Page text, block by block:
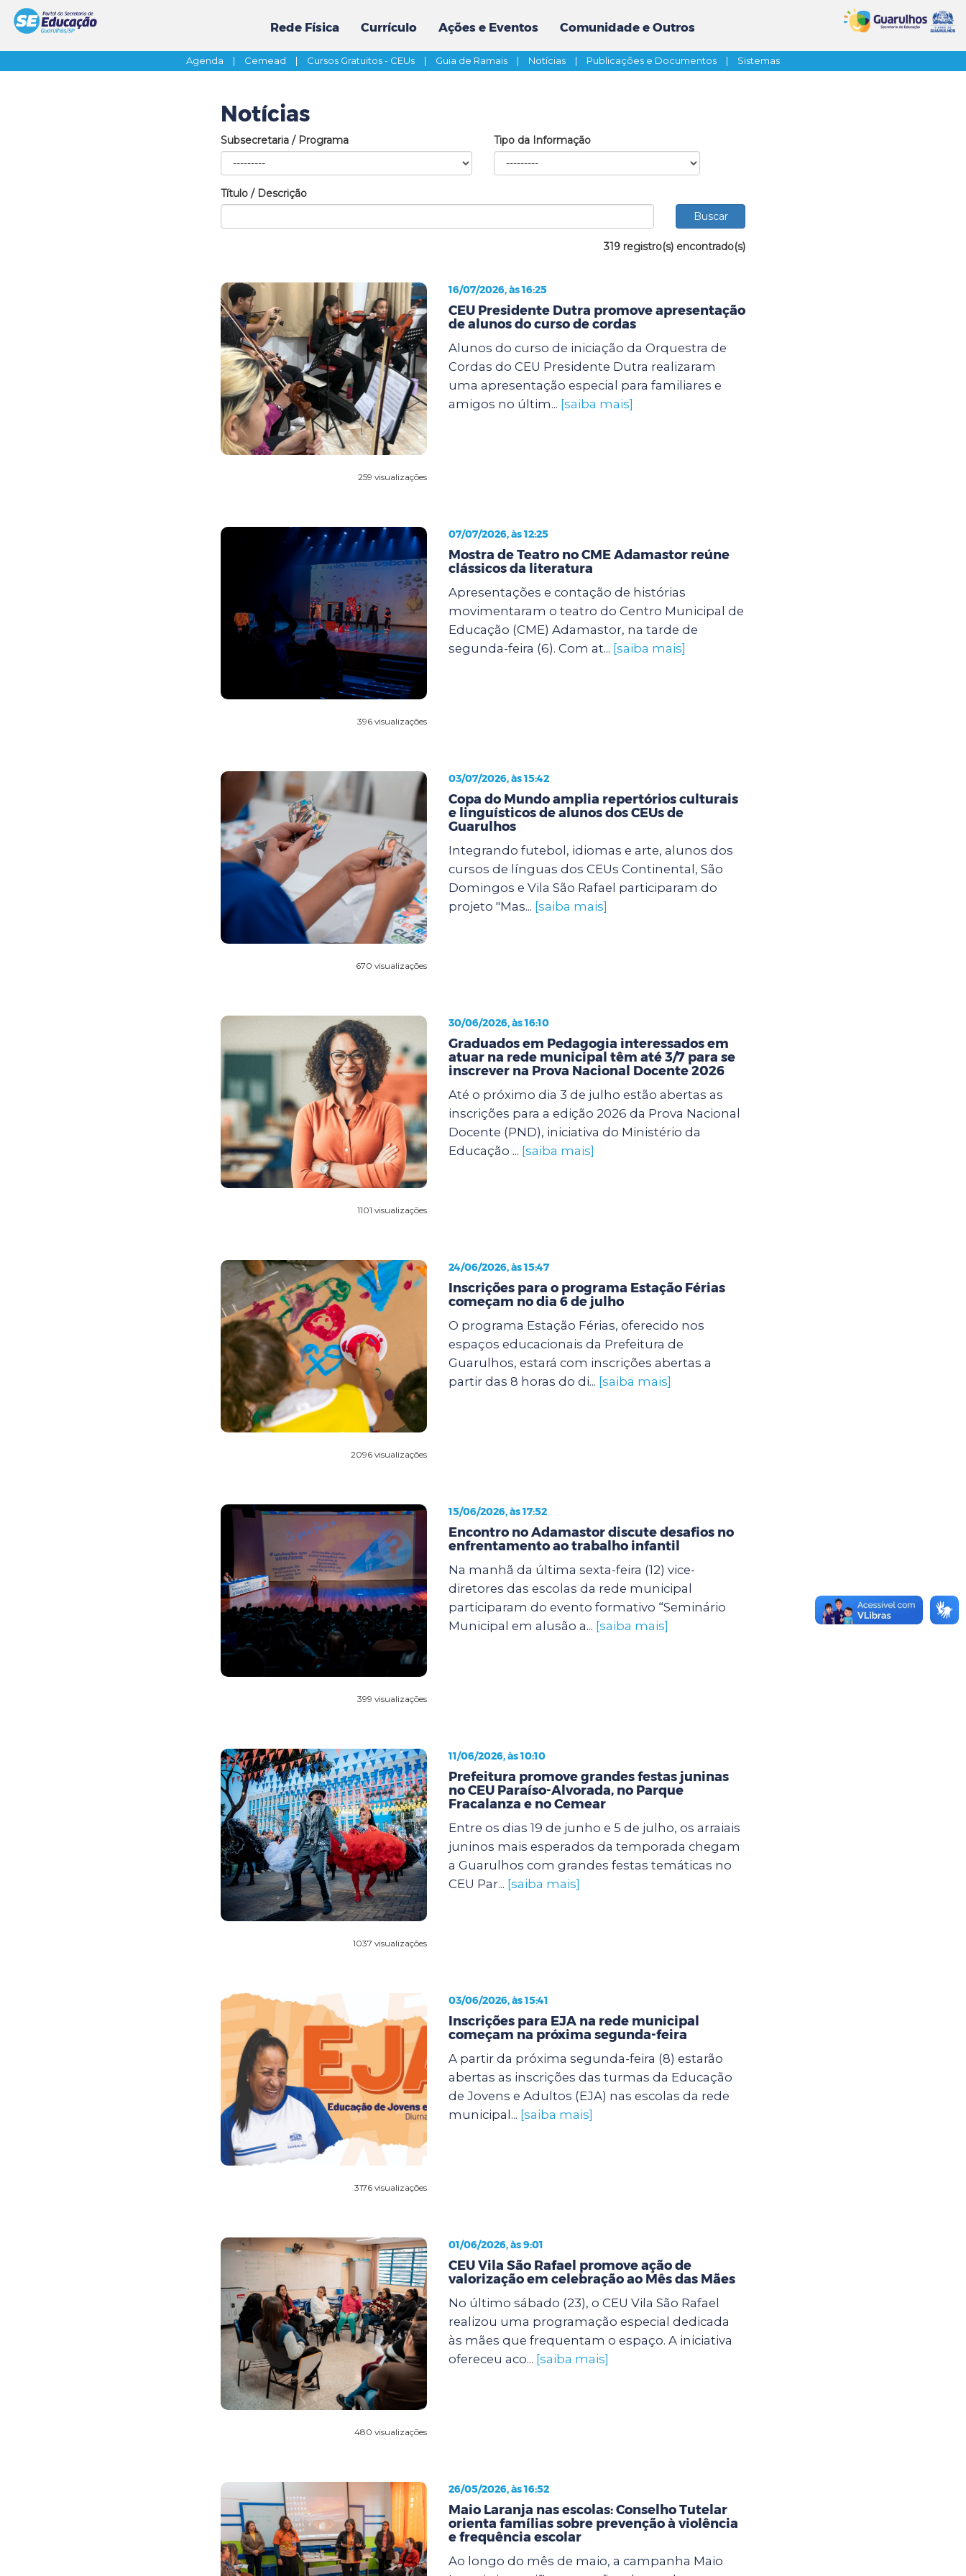
Rede Física Currículo Ações e Eventos Comunidade e Outros
Agenda | Cemead | Cursos Gratuitos - CEUs | Guia de Ramais | Notícias | Publicações e Documentos | Sistemas
Notícias
Subsecretaria / Programa Tipo da Informação
Título / Descrição
319 registro(s) encontrado(s)
259 visualizações
16/07/2026, às 16:25
CEU Presidente Dutra promove apresentação
de alunos do curso de cordas
Alunos do curso de iniciação da Orquestra de
Cordas do CEU Presidente Dutra realizaram
uma apresentação especial para familiares e
amigos no últim... [saiba mais]
396 visualizações
07/07/2026, às 12:25
Mostra de Teatro no CME Adamastor reúne
clássicos da literatura
Apresentações e contação de histórias
movimentaram o teatro do Centro Municipal de
Educação (CME) Adamastor, na tarde de
segunda-feira (6). Com at... [saiba mais]
670 visualizações
03/07/2026, às 15:42
Copa do Mundo amplia repertórios culturais
e linguísticos de alunos dos CEUs de
Guarulhos
Integrando futebol, idiomas e arte, alunos dos
cursos de línguas dos CEUs Continental, São
Domingos e Vila São Rafael participaram do
projeto "Mas... [saiba mais]
1101 visualizações
30/06/2026, às 16:10
Graduados em Pedagogia interessados em
atuar na rede municipal têm até 3/7 para se
inscrever na Prova Nacional Docente 2026
Até o próximo dia 3 de julho estão abertas as
inscrições para a edição 2026 da Prova Nacional
Docente (PND), iniciativa do Ministério da
Educação ... [saiba mais]
2096 visualizações
24/06/2026, às 15:47
Inscrições para o programa Estação Férias
começam no dia 6 de julho
O programa Estação Férias, oferecido nos
espaços educacionais da Prefeitura de
Guarulhos, estará com inscrições abertas a
partir das 8 horas do di... [saiba mais]
399 visualizações
15/06/2026, às 17:52
Encontro no Adamastor discute desafios no
enfrentamento ao trabalho infantil
Na manhã da última sexta-feira (12) vice-
diretores das escolas da rede municipal
participaram do evento formativo “Seminário
Municipal em alusão a... [saiba mais]
1037 visualizações
11/06/2026, às 10:10
Prefeitura promove grandes festas juninas
no CEU Paraíso-Alvorada, no Parque
Fracalanza e no Cemear
Entre os dias 19 de junho e 5 de julho, os arraiais
juninos mais esperados da temporada chegam
a Guarulhos com grandes festas temáticas no
CEU Par... [saiba mais]
3176 visualizações
03/06/2026, às 15:41
Inscrições para EJA na rede municipal
começam na próxima segunda-feira
A partir da próxima segunda-feira (8) estarão
abertas as inscrições das turmas da Educação
de Jovens e Adultos (EJA) nas escolas da rede
municipal... [saiba mais]
480 visualizações
01/06/2026, às 9:01
CEU Vila São Rafael promove ação de
valorização em celebração ao Mês das Mães
No último sábado (23), o CEU Vila São Rafael
realizou uma programação especial dedicada
às mães que frequentam o espaço. A iniciativa
ofereceu aco... [saiba mais]
26/05/2026, às 16:52
Maio Laranja nas escolas: Conselho Tutelar
orienta famílias sobre prevenção à violência
e frequência escolar
Ao longo do mês de maio, a campanha Maio